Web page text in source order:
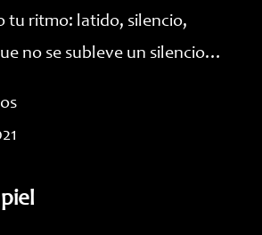
tu ritmo: latido, silencio,
no se subleve un silencio…